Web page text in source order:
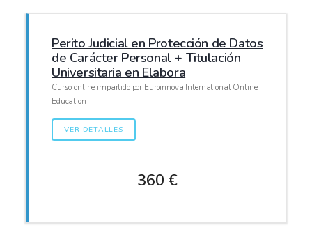
Perito Judicial en Protección de Datos
de Carácter Personal + Titulación
Universitaria en Elabora
Curso online impartido por Euroinnova International Online
Education
VER DETALLES
360 €